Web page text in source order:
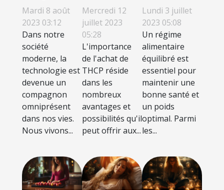
quotidien :
amis ou
ennemis ?
Mardi 8 août
2023 03:12
Dans notre
société
moderne, la
technologie est
devenue un
compagnon
omniprésent
dans nos vies.
Nous vivons...
d’acheter du
THCP ?
Mercredi 12
juillet 2023
05:28
L'importance
de l'achat de
THCP réside
dans les
nombreux
avantages et
possibilités qu'il
peut offrir aux...
d’un régime
cétogène?
Lundi 3 juillet
2023 05:08
Un régime
alimentaire
équilibré est
essentiel pour
maintenir une
bonne santé et
un poids
optimal. Parmi
les...